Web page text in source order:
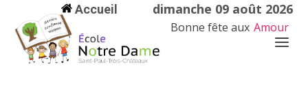
Accueil dimanche 09 août 2026
Bonne fête aux Amour